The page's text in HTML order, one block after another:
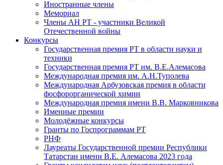
Иностранные члены
Мемориал
Члены АН РТ - участники Великой
Отечественной войны
Конкурсы
Государственная премия РТ в области науки и
техники
Государственная премия РТ им. В.Е.Алемасова
Международная премия им. А.Н.Туполева
Международная Арбузовская премия в области
фосфорорганической химии
Международная премия имени В.В. Марковникова
Именные премии
Молодёжные конкурсы
Гранты по Госпрограммам РТ
РНФ
Лауреаты Государственной премии Республики
Татарстан имени В.Е. Алемасова 2023 года